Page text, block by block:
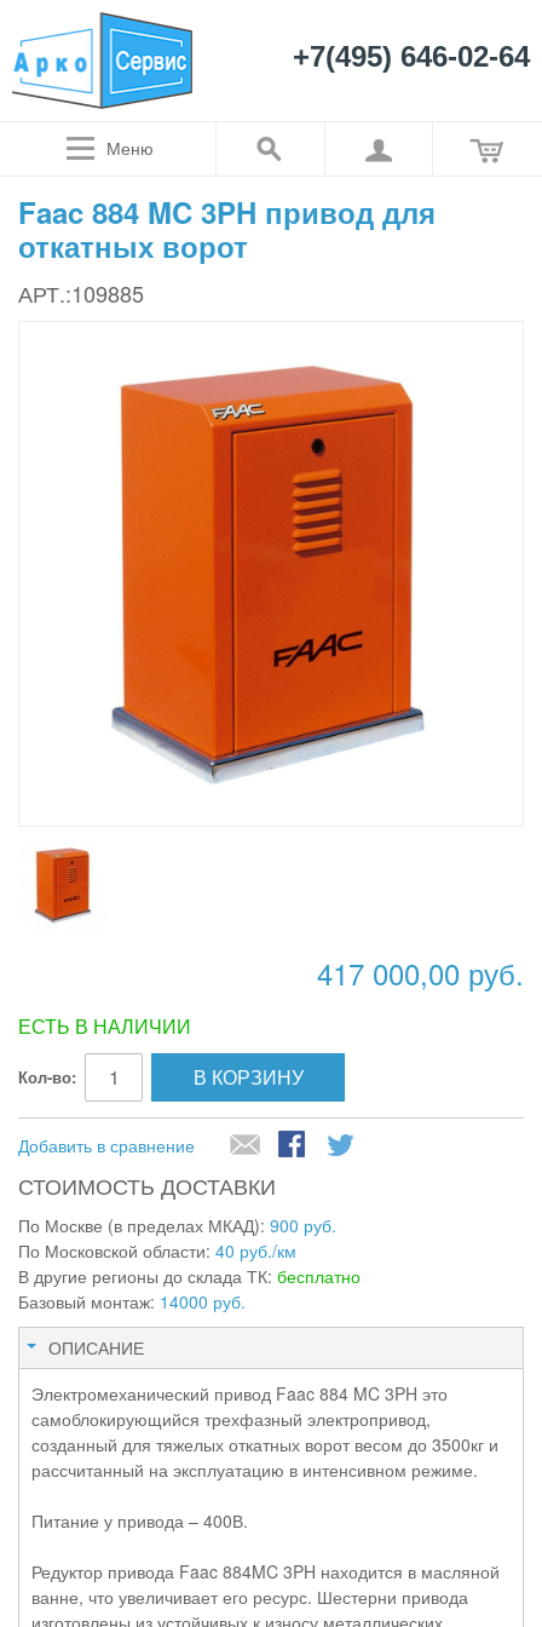
+7(495) 646-02-64
Меню
Faac 884 MC 3PH привод для
откатных ворот
АРТ.:109885
417 000,00 руб.
ЕСТЬ В НАЛИЧИИ
Кол-во: В КОРЗИНУ
Добавить в сравнение
СТОИМОСТЬ ДОСТАВКИ
По Москве (в пределах МКАД): 900 руб.
По Московской области: 40 руб./км
В другие регионы до склада ТК: бесплатно
Базовый монтаж: 14000 руб.
ОПИСАНИЕ
Электромеханический привод Faac 884 MC 3PH это
самоблокирующийся трехфазный электропривод,
созданный для тяжелых откатных ворот весом до 3500кг и
рассчитанный на эксплуатацию в интенсивном режиме.
Питание у привода – 400В.
Редуктор привода Faac 884MC 3PH находится в масляной
ванне, что увеличивает его ресурс. Шестерни привода
изготовлены из устойчивых к износу металлических